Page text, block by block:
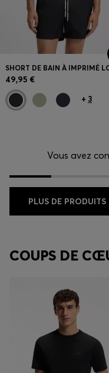
49,95 €
+ 3
Vous avez
PLUS DE PRODUITS
COUPS DE